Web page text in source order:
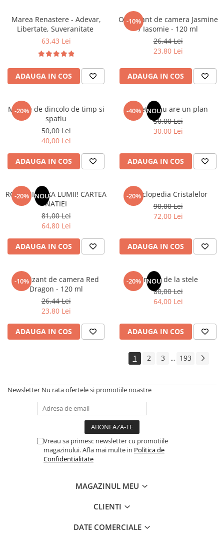
Teatru
Teens Book Club
Birotica & Papetarie
Adezivi si benzi adezive
Accesorii Arhivare
Hartie si Accesorii
Instrumente de scris
Organizare si Arhivare
Articole scolare
Arta
Caiete si Carnetele scolare
Ghiozdane si Penare scolare
Instrumente si Truse Geometrie
Seturi scolare
Calculator
Consumabile & Accesorii
Cadouri
Carti in dar
Literatura Romana
Carte Prescolara, Joc
Carti cartonate
Marea Renastere - Adevar,
Libertate, Suveranitate
63,43 Lei
ADAUGA IN COS
-10%
Odorizant de camera Jasmine
/ Iasomie - 120 ml
26,44 Lei
23,80 Lei
ADAUGA IN COS
-20%
Mesaje de dincolo de timp si
spatiu
50,00 Lei
40,00 Lei
ADAUGA IN COS
-40% NOU
Sufletul tau are un plan
50,00 Lei
30,00 Lei
ADAUGA IN COS
-20% NOU
ROMANIA, AXA LUMII! CARTEA
NATIEI
81,00 Lei
64,80 Lei
ADAUGA IN COS
-20%
Enciclopedia Cristalelor
90,00 Lei
72,00 Lei
ADAUGA IN COS
-10%
Odorizant de camera Red
Dragon - 120 ml
26,44 Lei
23,80 Lei
ADAUGA IN COS
-20% NOU
Un dar de la stele
80,00 Lei
64,00 Lei
ADAUGA IN COS
1 2 3 ... 193
Newsletter Nu rata ofertele si promotiile noastre
Vreau sa primesc newsletter cu promotiile
magazinului. Afla mai multe in Politica de
Confidentialitate
MAGAZINUL MEU
CLIENTI
DATE COMERCIALE